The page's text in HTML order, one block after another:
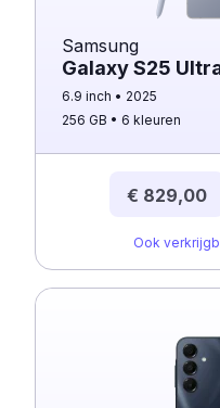
Samsung
Galaxy S25
6.9 inch
2025
256 GB
6 kleuren
€ 829,00
Ook